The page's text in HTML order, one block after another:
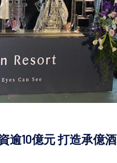
逾10億元 打造承億酒